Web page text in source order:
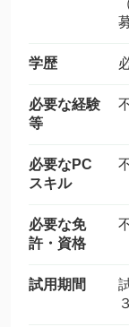
学歴
必要な経験
等
必要なPC
スキル
必要な免
許・資格
試用期間